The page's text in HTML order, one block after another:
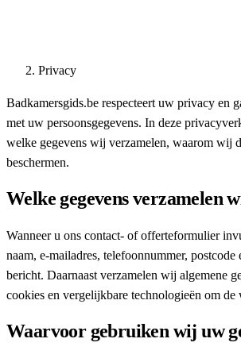
Privacy
Badkamersgids.be respecteert uw privacy en
met uw persoonsgegevens. In deze
welke gegevens wij verzamelen, waarom wij
beschermen.
Welke gegevens verzamelen
Wanneer u ons contact- of offerteformulier
naam, e-mailadres, telefoonnummer,
bericht. Daarnaast verzamelen wij algemene
cookies en vergelijkbare technologieën om de
Waarvoor gebruiken wij uw